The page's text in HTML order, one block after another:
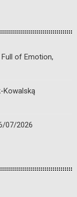
of Emotion,
Kowalską
07/2026